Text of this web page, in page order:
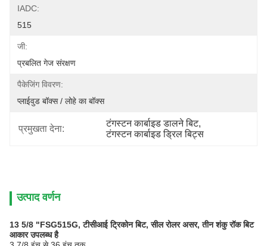
IADC:
515
जी:
प्रबलित गेज संरक्षण
पैकेजिंग विवरण:
प्लाईवुड बॉक्स / लोहे का बॉक्स
प्रमुखता देना:
टंगस्टन कार्बाइड डालने बिट,
टंगस्टन कार्बाइड ड्रिल बिट्स
उत्पाद वर्णन
13 5/8 "FSG515G, टीसीआई ट्रिकोन बिट, सील रोलर असर, तीन शंकु रॉक बिट
आकार उपलब्ध है